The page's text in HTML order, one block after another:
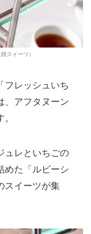
スイーツ）
フレッシュいち
、アフタヌーン
ュレといちごの
めた「ルビーシ
スイーツが集